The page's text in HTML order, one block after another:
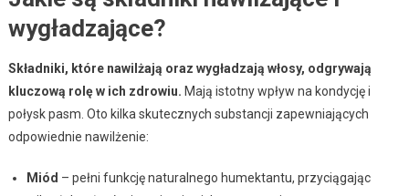
wygładzające?
Składniki, które nawilżają oraz wygładzają włosy, odgrywają
kluczową rolę w ich zdrowiu. Mają istotny wpływ na kondycję i
połysk pasm. Oto kilka skutecznych substancji zapewniających
odpowiednie nawilżenie:
Miód – pełni funkcję naturalnego humektantu, przyciągając